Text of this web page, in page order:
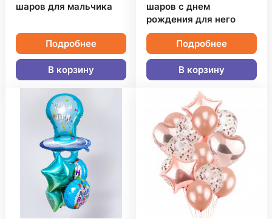
шаров для мальчика
Подробнее
В корзину
шаров с днем
рождения для него
Подробнее
В корзину